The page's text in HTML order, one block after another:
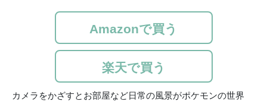
Amazonで買う
楽天で買う
カメラをかざすとお部屋など日常の風景がポケモンの世界